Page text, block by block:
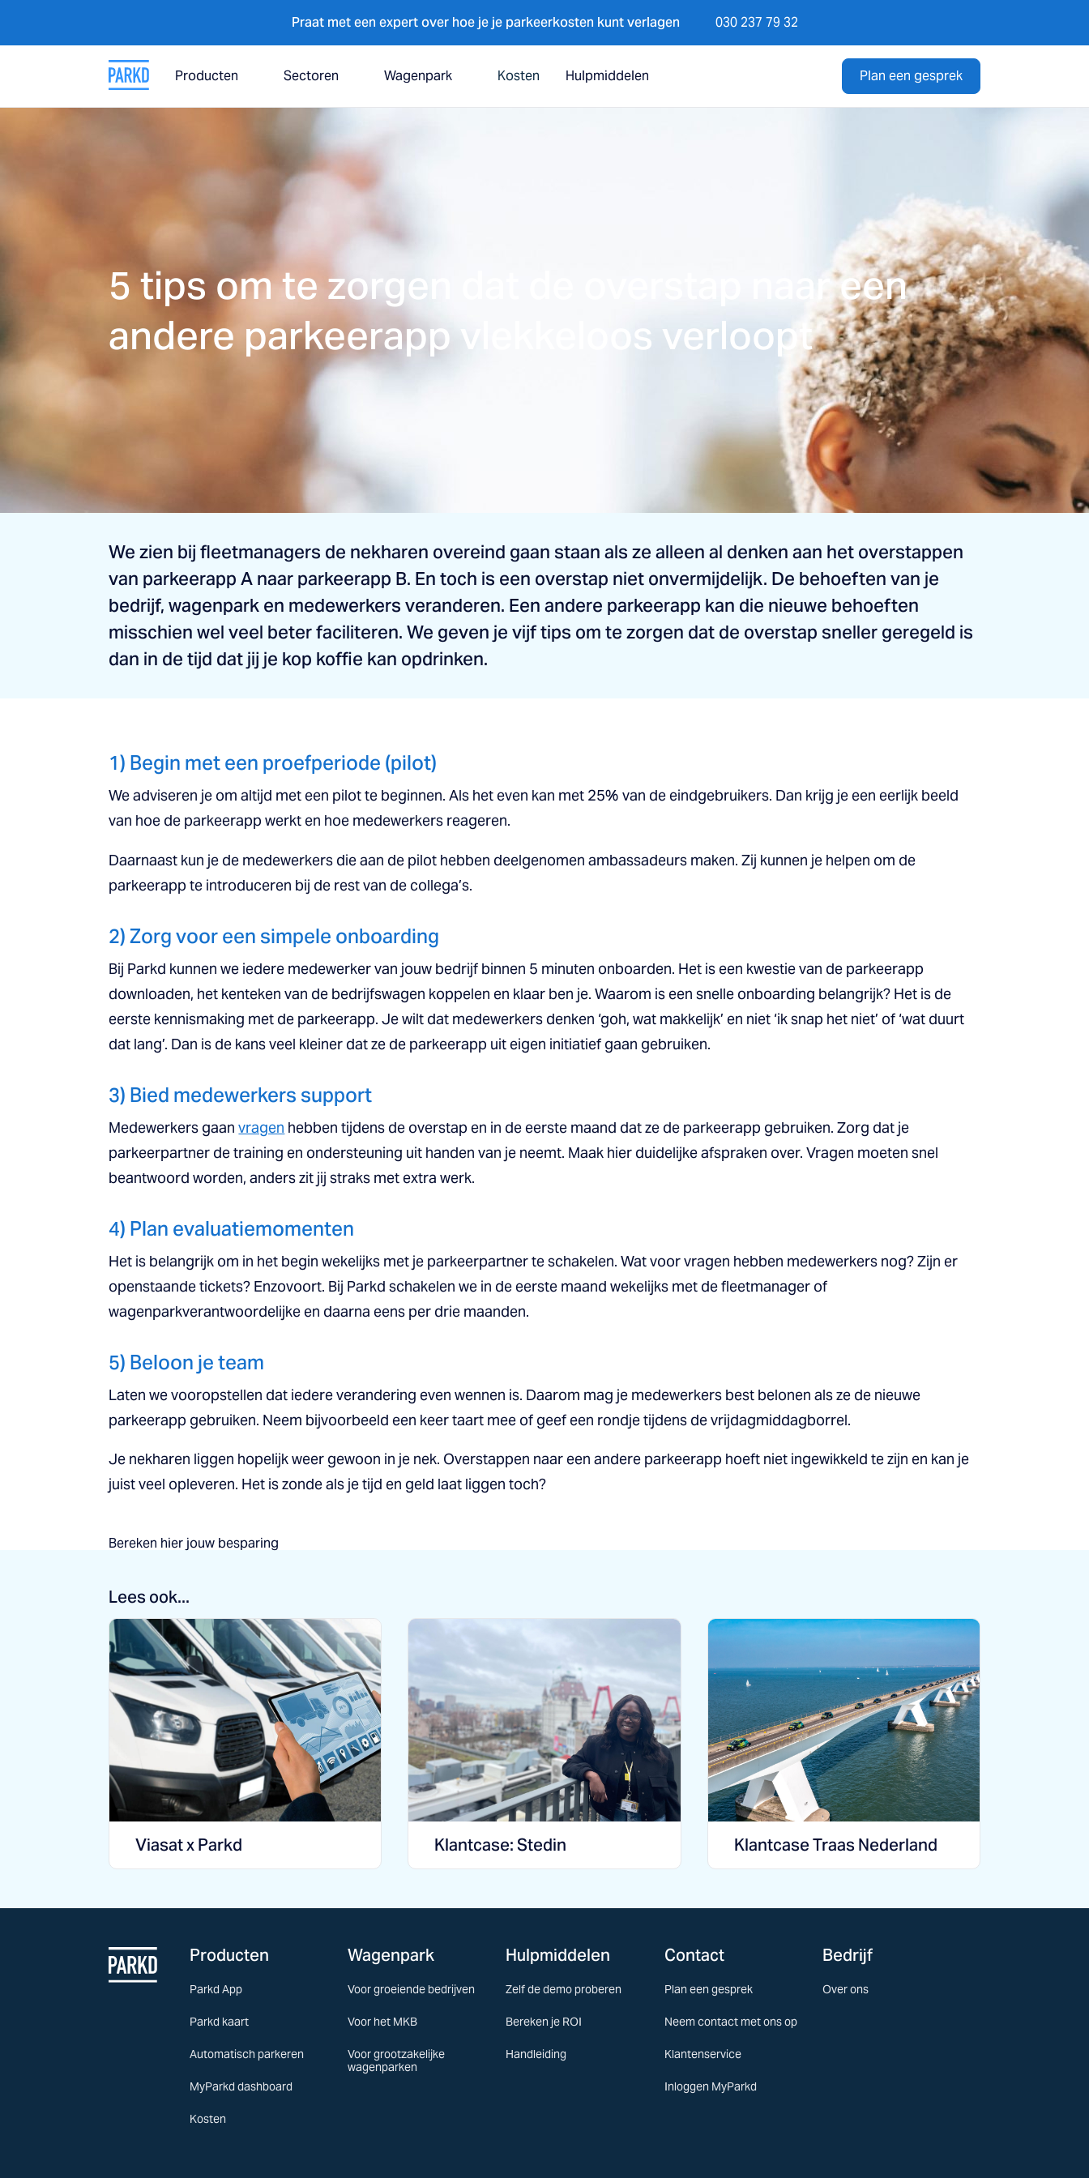
Praat met een expert over hoe je je parkeerkosten kunt verlagen 030 237 79 32
Producten Sectoren Wagenpark Kosten Hulpmiddelen Plan een gesprek
5 tips om te zorgen dat de overstap naar een
andere parkeerapp vlekkeloos verloopt
We zien bij fleetmanagers de nekharen overeind gaan staan als ze alleen al denken aan het overstappen
van parkeerapp A naar parkeerapp B. En toch is een overstap niet onvermijdelijk. De behoeften van je
bedrijf, wagenpark en medewerkers veranderen. Een andere parkeerapp kan die nieuwe behoeften
misschien wel veel beter faciliteren. We geven je vijf tips om te zorgen dat de overstap sneller geregeld is
dan in de tijd dat jij je kop koffie kan opdrinken.
1) Begin met een proefperiode (pilot)
We adviseren je om altijd met een pilot te beginnen. Als het even kan met 25% van de eindgebruikers. Dan krijg je een eerlijk beeld
van hoe de parkeerapp werkt en hoe medewerkers reageren.
Daarnaast kun je de medewerkers die aan de pilot hebben deelgenomen ambassadeurs maken. Zij kunnen je helpen om de
parkeerapp te introduceren bij de rest van de collega’s.
2) Zorg voor een simpele onboarding
Bij Parkd kunnen we iedere medewerker van jouw bedrijf binnen 5 minuten onboarden. Het is een kwestie van de parkeerapp
downloaden, het kenteken van de bedrijfswagen koppelen en klaar ben je. Waarom is een snelle onboarding belangrijk? Het is de
eerste kennismaking met de parkeerapp. Je wilt dat medewerkers denken ‘goh, wat makkelijk’ en niet ‘ik snap het niet’ of ‘wat duurt
dat lang’. Dan is de kans veel kleiner dat ze de parkeerapp uit eigen initiatief gaan gebruiken.
3) Bied medewerkers support
Medewerkers gaanvragen hebben tijdens de overstap en in de eerste maand dat ze de parkeerapp gebruiken. Zorg dat je
parkeerpartner de training en ondersteuning uit handen van je neemt. Maak hier duidelijke afspraken over. Vragen moeten snel
beantwoord worden, anders zit jij straks met extra werk.
4) Plan evaluatiemomenten
Het is belangrijk om in het begin wekelijks met je parkeerpartner te schakelen. Wat voor vragen hebben medewerkers nog? Zijn er
openstaande tickets? Enzovoort. Bij Parkd schakelen we in de eerste maand wekelijks met de fleetmanager of
wagenparkverantwoordelijke en daarna eens per drie maanden.
5) Beloon je team
Laten we vooropstellen dat iedere verandering even wennen is. Daarom mag je medewerkers best belonen als ze de nieuwe
parkeerapp gebruiken. Neem bijvoorbeeld een keer taart mee of geef een rondje tijdens de vrijdagmiddagborrel.
Je nekharen liggen hopelijk weer gewoon in je nek. Overstappen naar een andere parkeerapp hoeft niet ingewikkeld te zijn en kan je
juist veel opleveren. Het is zonde als je tijd en geld laat liggen toch?
Bereken hier jouw besparing
Lees ook...
Viasat x Parkd Klantcase: Stedin Klantcase Traas Nederland
Producten
Parkd App
Parkd kaart
Automatisch parkeren
MyParkd dashboard
Kosten
Wagenpark
Voor groeiende bedrijven
Voor het MKB
Voor grootzakelijke
wagenparken
Hulpmiddelen
Zelf de demo proberen
Bereken je ROI
Handleiding
Contact
Plan een gesprek
Neem contact met ons op
Klantenservice
Inloggen MyParkd
Bedrijf
Over ons